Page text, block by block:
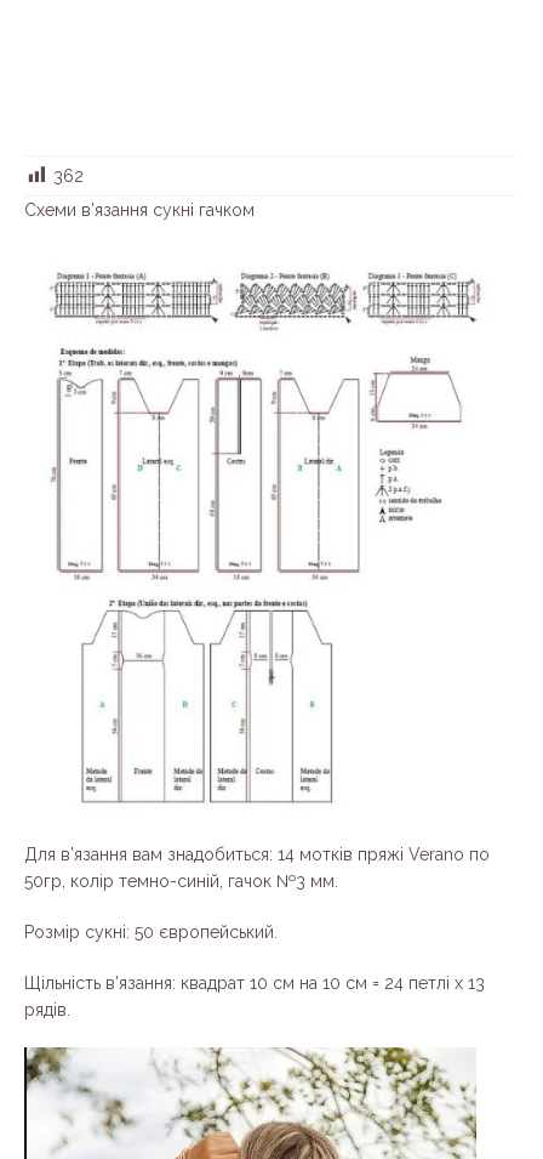
362
Схеми в’язання сукні гачком
Для в’язання вам знадобиться: 14 мотків пряжі Verano по
50гр, колір темно-синій, гачок №3 мм.
Розмір сукні: 50 європейський.
Щільність в’язання: квадрат 10 см на 10 см = 24 петлі х 13
рядів.